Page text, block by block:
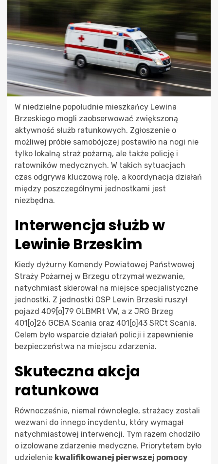
W niedzielne popołudnie mieszkańcy Lewina
Brzeskiego mogli zaobserwować zwiększoną
aktywność służb ratunkowych. Zgłoszenie o
możliwej próbie samobójczej postawiło na nogi nie
tylko lokalną straż pożarną, ale także policję i
ratowników medycznych. W takich sytuacjach
czas odgrywa kluczową rolę, a koordynacja działań
między poszczególnymi jednostkami jest
niezbędna.
Interwencja służb w
Lewinie Brzeskim
Kiedy dyżurny Komendy Powiatowej Państwowej
Straży Pożarnej w Brzegu otrzymał wezwanie,
natychmiast skierował na miejsce specjalistyczne
jednostki. Z jednostki OSP Lewin Brzeski ruszył
pojazd 409[o]79 GLBMRt VW, a z JRG Brzeg
401[o]26 GCBA Scania oraz 401[o]43 SRCt Scania.
Celem było wsparcie działań policji i zapewnienie
bezpieczeństwa na miejscu zdarzenia.
Skuteczna akcja
ratunkowa
Równocześnie, niemal równolegle, strażacy zostali
wezwani do innego incydentu, który wymagał
natychmiastowej interwencji. Tym razem chodziło
o izolowane zdarzenie medyczne. Priorytetem było
udzielenie kwalifikowanej pierwszej pomocy